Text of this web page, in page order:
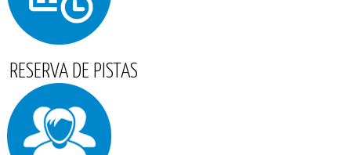
RESERVA DE PISTAS